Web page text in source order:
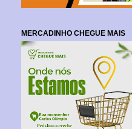
MERCADINHO CHEGUE MAIS